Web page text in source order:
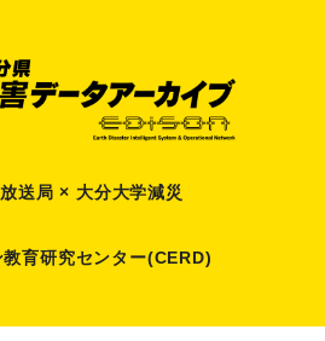
送局 × 大分大学減災
育研究センター(CERD)